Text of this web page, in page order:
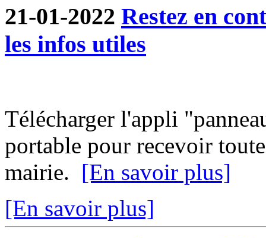
21-01-2022 Restez en
les infos utiles
Télécharger l'appli
portable pour recevoir
mairie. [En savoir plus]
[En savoir plus]